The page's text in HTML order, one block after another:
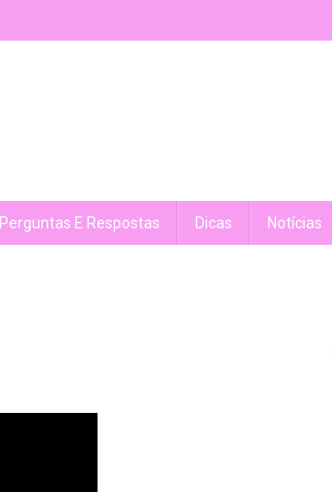
Perguntas E Respostas Dicas Notícias